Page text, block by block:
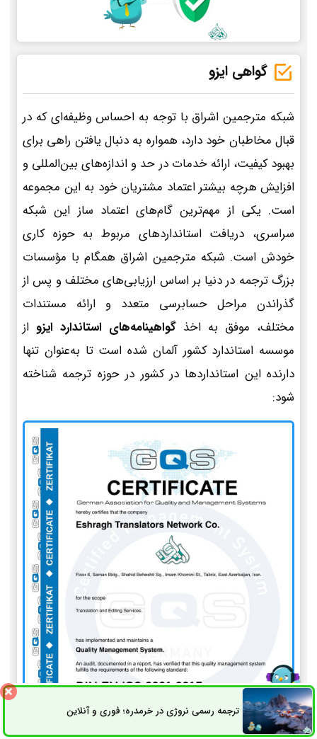
گواهی ایزو
شبکه مترجمین اشراق با توجه به احساس وظیفه‌ای که در
قبال مخاطبان خود دارد، همواره به دنبال یافتن راهی برای
بهبود کیفیت، ارائه خدمات در حد و اندازه‌های بین‌المللی و
افزایش هرچه بیشتر اعتماد مشتریان خود به این مجموعه
است. یکی از مهم‌ترین گام‌های اعتماد ساز این شبکه
سراسری، دریافت استانداردهای مربوط به حوزه کاری
خودش است. شبکه مترجمین اشراق همگام با مؤسسات
بزرگ ترجمه در دنیا بر اساس ارزیابی‌های مختلف و پس از
گذراندن مراحل حسابرسی متعدد و ارائه مستندات
مختلف، موفق به اخذ گواهینامه‌های استاندارد ایزو از
موسسه استاندارد کشور آلمان شده است تا به‌عنوان تنها
دارنده این استانداردها در کشور در حوزه ترجمه شناخته
شود:
ترجمه رسمی نروژی در خرمدره؛ فوری و آنلاینثبت سفارش راه های ارتباطی